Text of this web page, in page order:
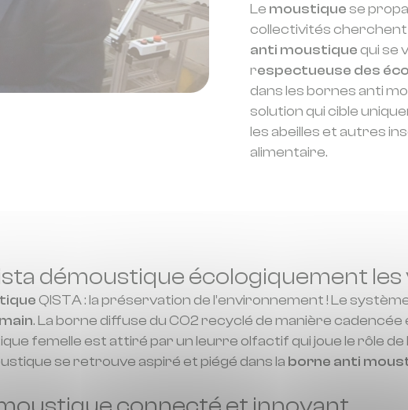
Le moustique se
collectivités
anti moustiquequi se
respectueuse des
dans les bornes anti
solution qui cible
les abeilles et autres
alimentaire.
démoustique écologiquement les
QISTA : la préservation de l’environnement ! Le
. La borne diffuse du CO2 recyclé de manière cadencée
femelle est attiré par un leurre olfactif qui joue le rôle de
se retrouve aspiré et piégé dans la borne anti